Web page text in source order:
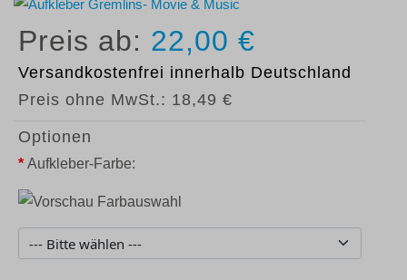
22,00 €
Versandkostenfrei innerhalb Deutschland
Preis ohne MwSt.: 18,49 €
Optionen
* Aufkleber-Farbe: